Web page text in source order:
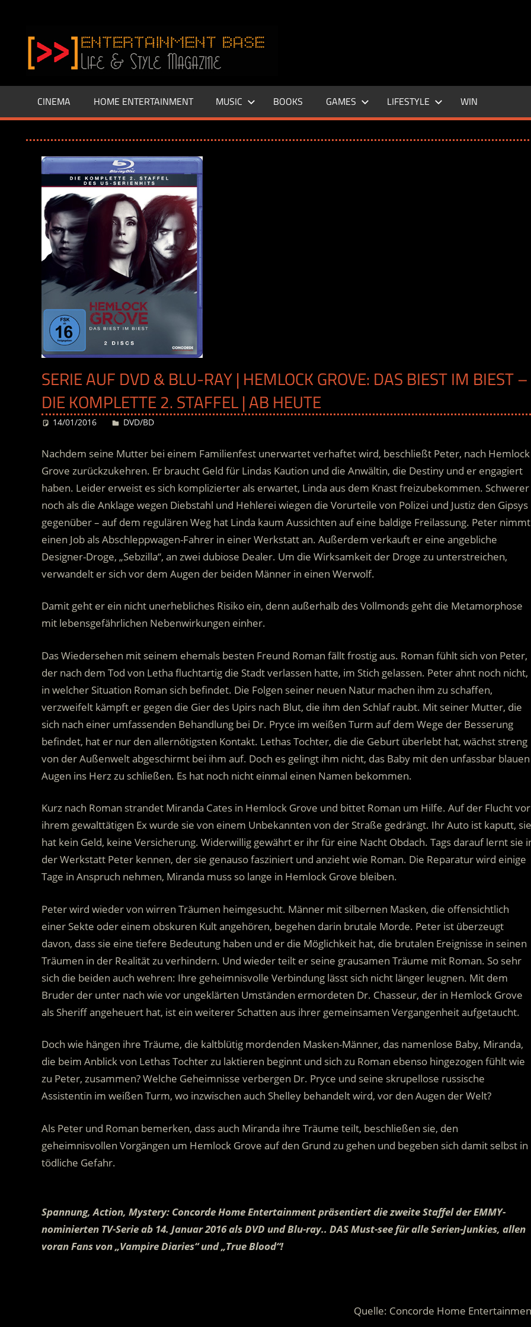
springen
–
LIFE
Base.de
CINEMA HOME ENTERTAINMENT MUSIC BOOKS GAMES LIFESTYLE WIN
SERIE AUF DVD & BLU-RAY | HEMLOCK GROVE: DAS BIEST IM BIEST –
DIE KOMPLETTE 2. STAFFEL | AB HEUTE
14/01/2016 Desiree
DVD/BD
Nachdem seine Mutter bei einem Familienfest unerwartet verhaftet wird, beschließt Peter, nach Hemlock
Grove zurückzukehren. Er braucht Geld für Lindas Kaution und die Anwältin, die Destiny und er engagiert
haben. Leider erweist es sich komplizierter als erwartet, Linda aus dem Knast freizubekommen. Schwerer
noch als die Anklage wegen Diebstahl und Hehlerei wiegen die Vorurteile von Polizei und Justiz den Gipsys
gegenüber – auf dem regulären Weg hat Linda kaum Aussichten auf eine baldige Freilassung. Peter nimmt
einen Job als Abschleppwagen-Fahrer in einer Werkstatt an. Außerdem verkauft er eine angebliche
Designer-Droge, „Sebzilla“, an zwei dubiose Dealer. Um die Wirksamkeit der Droge zu unterstreichen,
verwandelt er sich vor dem Augen der beiden Männer in einen Werwolf.
Damit geht er ein nicht unerhebliches Risiko ein, denn außerhalb des Vollmonds geht die Metamorphose
mit lebensgefährlichen Nebenwirkungen einher.
Das Wiedersehen mit seinem ehemals besten Freund Roman fällt frostig aus. Roman fühlt sich von Peter,
der nach dem Tod von Letha fluchtartig die Stadt verlassen hatte, im Stich gelassen. Peter ahnt noch nicht,
in welcher Situation Roman sich befindet. Die Folgen seiner neuen Natur machen ihm zu schaffen,
verzweifelt kämpft er gegen die Gier des Upirs nach Blut, die ihm den Schlaf raubt. Mit seiner Mutter, die
sich nach einer umfassenden Behandlung bei Dr. Pryce im weißen Turm auf dem Wege der Besserung
befindet, hat er nur den allernötigsten Kontakt. Lethas Tochter, die die Geburt überlebt hat, wächst streng
von der Außenwelt abgeschirmt bei ihm auf. Doch es gelingt ihm nicht, das Baby mit den unfassbar blauen
Augen ins Herz zu schließen. Es hat noch nicht einmal einen Namen bekommen.
Kurz nach Roman strandet Miranda Cates in Hemlock Grove und bittet Roman um Hilfe. Auf der Flucht vor
ihrem gewalttätigen Ex wurde sie von einem Unbekannten von der Straße gedrängt. Ihr Auto ist kaputt, sie
hat kein Geld, keine Versicherung. Widerwillig gewährt er ihr für eine Nacht Obdach. Tags darauf lernt sie
der Werkstatt Peter kennen, der sie genauso fasziniert und anzieht wie Roman. Die Reparatur wird einige
Tage in Anspruch nehmen, Miranda muss so lange in Hemlock Grove bleiben.
Peter wird wieder von wirren Träumen heimgesucht. Männer mit silbernen Masken, die offensichtlich
einer Sekte oder einem obskuren Kult angehören, begehen darin brutale Morde. Peter ist überzeugt
davon, dass sie eine tiefere Bedeutung haben und er die Möglichkeit hat, die brutalen Ereignisse in seinen
Träumen in der Realität zu verhindern. Und wieder teilt er seine grausamen Träume mit Roman. So sehr
sich die beiden auch wehren: Ihre geheimnisvolle Verbindung lässt sich nicht länger leugnen. Mit dem
Bruder der unter nach wie vor ungeklärten Umständen ermordeten Dr. Chasseur, der in Hemlock Grove
als Sheriff angeheuert hat, ist ein weiterer Schatten aus ihrer gemeinsamen Vergangenheit aufgetaucht.
Doch wie hängen ihre Träume, die kaltblütig mordenden Masken-Männer, das namenlose Baby, Miranda,
die beim Anblick von Lethas Tochter zu laktieren beginnt und sich zu Roman ebenso hingezogen fühlt wie
zu Peter, zusammen? Welche Geheimnisse verbergen Dr. Pryce und seine skrupellose russische
Assistentin im weißen Turm, wo inzwischen auch Shelley behandelt wird, vor den Augen der Welt?
Als Peter und Roman bemerken, dass auch Miranda ihre Träume teilt, beschließen sie, den
geheimnisvollen Vorgängen um Hemlock Grove auf den Grund zu gehen und begeben sich damit selbst in
tödliche Gefahr.
Spannung, Action, Mystery: Concorde Home Entertainment präsentiert die zweite Staffel der EMMY-
nominierten TV-Serie ab 14. Januar 2016 als DVD und Blu-ray.. DAS Must-see für alle Serien-Junkies, allen
voran Fans von „Vampire Diaries“ und „True Blood“!
Quelle: Concorde Home